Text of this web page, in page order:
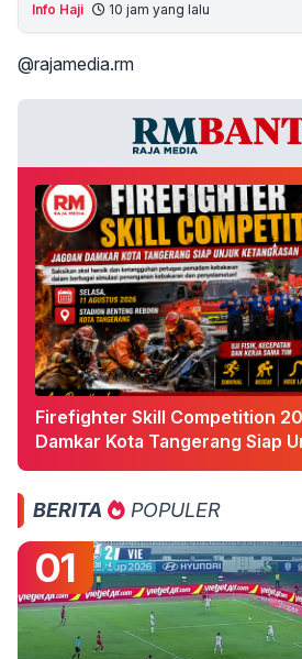
Info Haji 10 jam yang lalu
@rajamedia.rm
Firefighter Skill Competition
Damkar Kota Tangerang Siap
BERITA POPULER
01